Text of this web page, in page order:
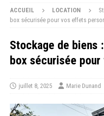
ACCUEIL LOCATION
box sécurisée pour vos effets
Stockage de biens
box sécurisée
juillet 8, 2025 Marie Dunand